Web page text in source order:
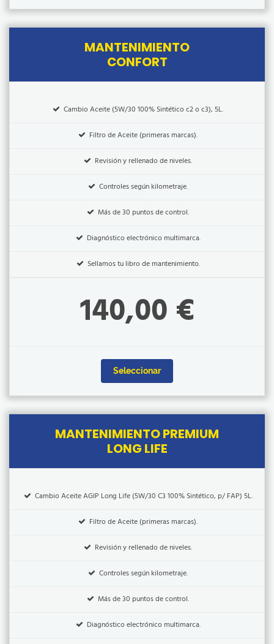
MANTENIMIENTO
CONFORT
Cambio Aceite (5W/30 100% Sintético c2 o c3), 5L.
Filtro de Aceite (primeras marcas).
Revisión y rellenado de niveles.
Controles según kilometraje.
Más de 30 puntos de control.
Diagnóstico electrónico multimarca.
Sellamos tu libro de mantenimiento.
140,00 €
Seleccionar
MANTENIMIENTO PREMIUM
LONG LIFE
Cambio Aceite AGIP Long Life (5W/30 C3 100% Sintético, p/ FAP) 5L.
Filtro de Aceite (primeras marcas).
Revisión y rellenado de niveles.
Controles según kilometraje.
Más de 30 puntos de control.
Diagnóstico electrónico multimarca.